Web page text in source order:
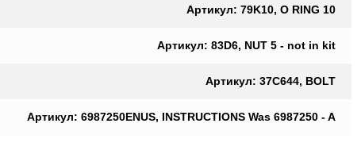
Артикул: 79K10, O RING 10
Артикул: 83D6, NUT 5 - not in kit
Артикул: 37C644, BOLT
Артикул: 6987250ENUS, INSTRUCTIONS Was 6987250 - A